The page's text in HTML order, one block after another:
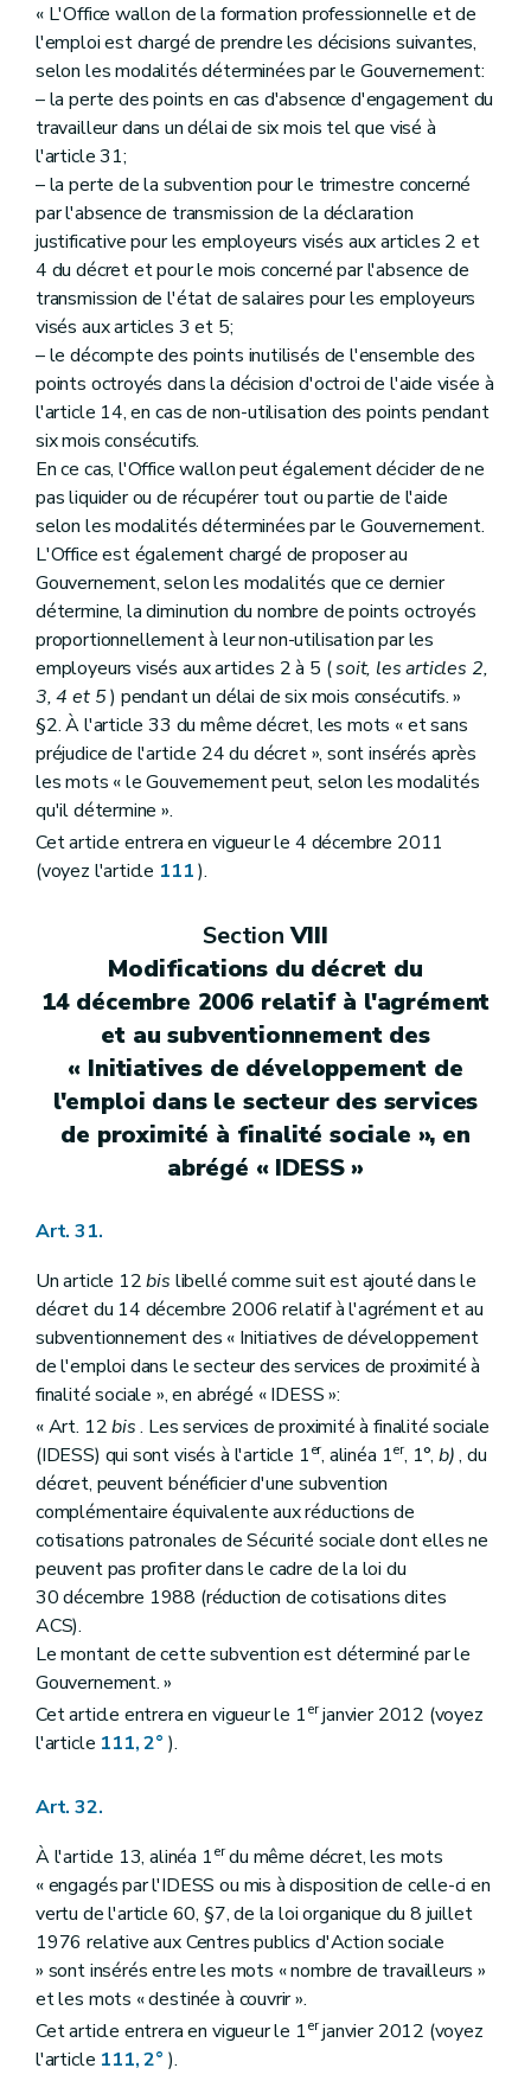
« L'Office wallon de la formation professionnelle et de
l'emploi est chargé de prendre les décisions suivantes,
selon les modalités déterminées par le Gouvernement:
– la perte des points en cas d'absence d'engagement du
travailleur dans un délai de six mois tel que visé à
l'article 31;
– la perte de la subvention pour le trimestre concerné
par l'absence de transmission de la déclaration
justificative pour les employeurs visés aux articles 2 et
4 du décret et pour le mois concerné par l'absence de
transmission de l'état de salaires pour les employeurs
visés aux articles 3 et 5;
– le décompte des points inutilisés de l'ensemble des
points octroyés dans la décision d'octroi de l'aide visée à
l'article 14, en cas de non-utilisation des points pendant
six mois consécutifs.
En ce cas, l'Office wallon peut également décider de ne
pas liquider ou de récupérer tout ou partie de l'aide
selon les modalités déterminées par le Gouvernement.
L'Office est également chargé de proposer au
Gouvernement, selon les modalités que ce dernier
détermine, la diminution du nombre de points octroyés
proportionnellement à leur non-utilisation par les
employeurs visés aux articles 2 à 5 (soit, les articles 2,
3, 4 et 5) pendant un délai de six mois consécutifs. »
§2. À l'article 33 du même décret, les mots « et sans
préjudice de l'article 24 du décret », sont insérés après
les mots « le Gouvernement peut, selon les modalités
qu'il détermine ».
Cet article entrera en vigueur le 4 décembre 2011
(voyez l'article 111).
SectionVIII
Modifications du décret du
14 décembre 2006 relatif à l'agrément
et au subventionnement des
« Initiatives de développement de
l'emploi dans le secteur des services
de proximité à finalité sociale », en
abrégé « IDESS »
Art. 31.
Un article 12bis libellé comme suit est ajouté dans le
décret du 14 décembre 2006 relatif à l'agrément et au
subventionnement des « Initiatives de développement
de l'emploi dans le secteur des services de proximité à
finalité sociale », en abrégé « IDESS »:
« Art. 12bis. Les services de proximité à finalité sociale
(IDESS) qui sont visés à l'article 1er, alinéa 1er, 1°, b), du
décret, peuvent bénéficier d'une subvention
complémentaire équivalente aux réductions de
cotisations patronales de Sécurité sociale dont elles ne
peuvent pas profiter dans le cadre de la loi du
30 décembre 1988 (réduction de cotisations dites
ACS).
Le montant de cette subvention est déterminé par le
Gouvernement. »
Cet article entrera en vigueur le 1erjanvier 2012 (voyez
l'article 111, 2° ).
Art. 32.
À l'article 13, alinéa 1erdu même décret, les mots
« engagés par l'IDESS ou mis à disposition de celle-ci en
vertu de l'article 60, §7, de la loi organique du 8 juillet
1976 relative aux Centres publics d'Action sociale
» sont insérés entre les mots « nombre de travailleurs »
et les mots « destinée à couvrir ».
Cet article entrera en vigueur le 1erjanvier 2012 (voyez
l'article 111, 2° ).